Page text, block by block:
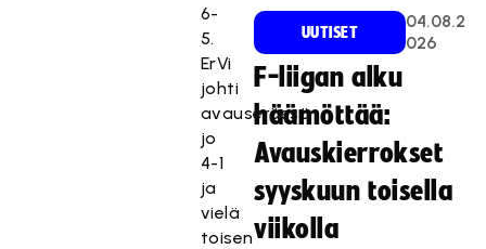
6-
5.
ErVi
johti
avauserässä
jo
4-1
ja
vielä
toisen
UUTISET
04.08.2
026
F-liigan alku
häämöttää:
Avauskierrokset
syyskuun toisella
viikolla